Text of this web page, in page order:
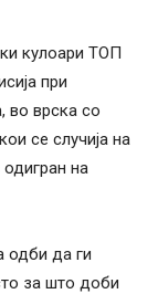
кулоари ТОП
при
во врска со
се случија на
на
одби да ги
за што доби